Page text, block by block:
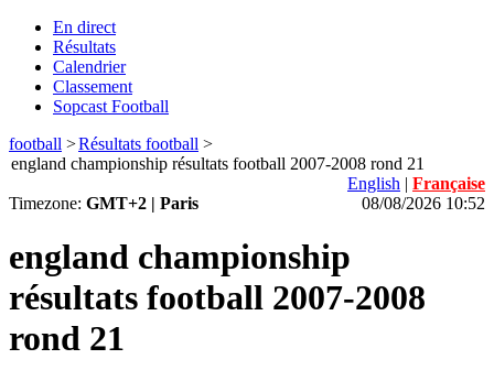
En direct
Résultats
Calendrier
Classement
Sopcast Football
football >Résultats football >
england championship résultats football 2007-2008 rond 21
English | Française
Timezone: GMT+2 | Paris 08/08/2026 10:52
england championship
résultats football 2007-2008
rond 21